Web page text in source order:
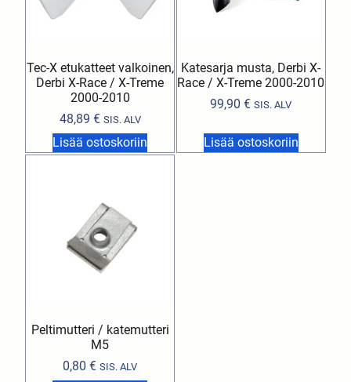
Tec-X etukatteet valkoinen,
Derbi X-Race / X-Treme
2000-2010
48,89 € SIS. ALV
Lisää ostoskoriin
Katesarja musta, Derbi X-
Race / X-Treme 2000-2010
99,90€ SIS. ALV
Lisää ostoskoriin
Peltimutteri / katemutteri
M5
0,80€ SIS. ALV